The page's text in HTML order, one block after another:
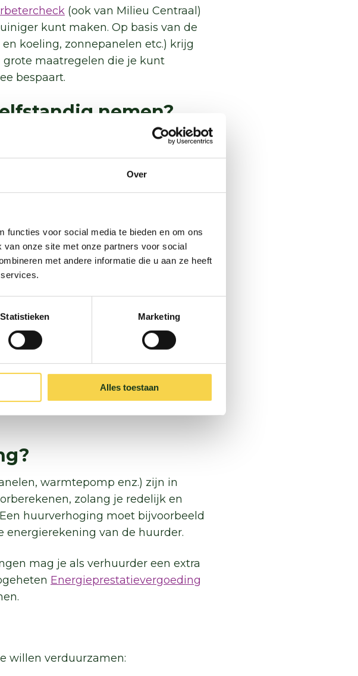
Over
functies voor social media te bieden en om ons
onze site met onze partners voor social
met andere informatie die u aan ze heeft
Statistieken Marketing
Alles toestaan
(ook van Milieu Centraal)
kunt maken. Op basis van de
koeling, zonnepanelen etc.) krijg
grote maatregelen die je kunt
bespaart.
nemen?
akkoord van de huurder nodig om
om er met je huurders over te
leggen (lagere energiekosten, meer
en/of een hogere huur. Kondig
huurder zelf
isolerend folie voor de
douche-wtw (
lees hier wat een
Dat mag, mits jij als
De maatregel blijft in principe
warmtepomp enz.) zijn in
zolang je redelijk en
huurverhoging moet bijvoorbeeld
energierekening van de huurder.
mag je als verhuurder een extra
Energieprestatievergoeding
willen verduurzamen: